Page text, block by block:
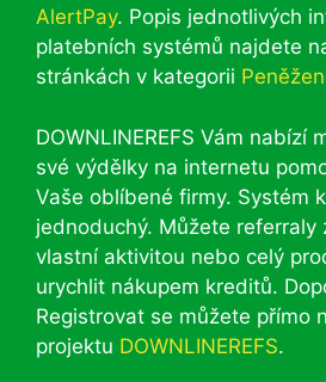
AlertPay. Popis jednotlivých
platebních systémů najdete
stránkách v kategorii
DOWNLINEREFS Vám nabízí
své výdělky na internetu
Vaše oblíbené firmy. Systém
jednoduchý. Můžete referraly
vlastní aktivitou nebo celý
urychlit nákupem kreditů.
Registrovat se můžete přímo
projektu DOWNLINEREFS.